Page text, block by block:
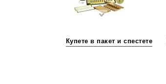
Купете в пакет и спестете